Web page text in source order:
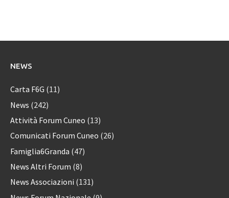
NEWS
Carta F6G (11)
News (242)
Attività Forum Cuneo (13)
Comunicati Forum Cuneo (26)
Famiglia6Granda (47)
News Altri Forum (8)
News Associazioni (131)